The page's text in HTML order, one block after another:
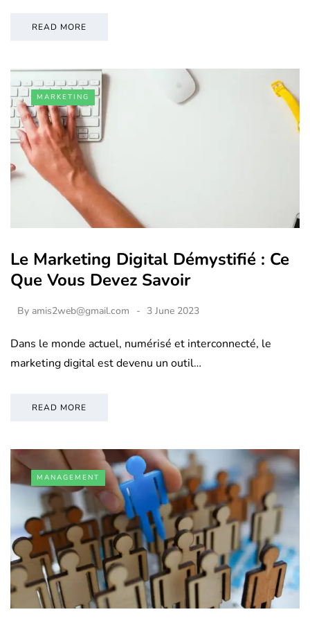
READ MORE
MARKETING
Le Marketing Digital Démystifié : Ce
Que Vous Devez Savoir
By amis2web@gmail.com 3 June 2023
Dans le monde actuel, numérisé et interconnecté, le
marketing digital est devenu un outil…
READ MORE
MANAGEMENT